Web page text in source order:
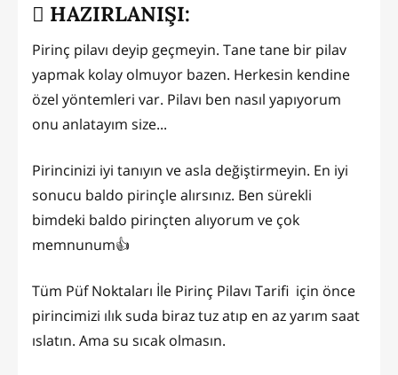
HAZIRLANIŞI:
Pirinç pilavı deyip geçmeyin. Tane tane bir pilav
yapmak kolay olmuyor bazen. Herkesin kendine
özel yöntemleri var. Pilavı ben nasıl yapıyorum
onu anlatayım size...
Pirincinizi iyi tanıyın ve asla değiştirmeyin. En iyi
sonucu baldo pirinçle alırsınız. Ben sürekli
bimdeki baldo pirinçten alıyorum ve çok
memnunum👍
Tüm Püf Noktaları İle Pirinç Pilavı Tarifi için önce
pirincimizi ılık suda biraz tuz atıp en az yarım saat
ıslatın. Ama su sıcak olmasın.